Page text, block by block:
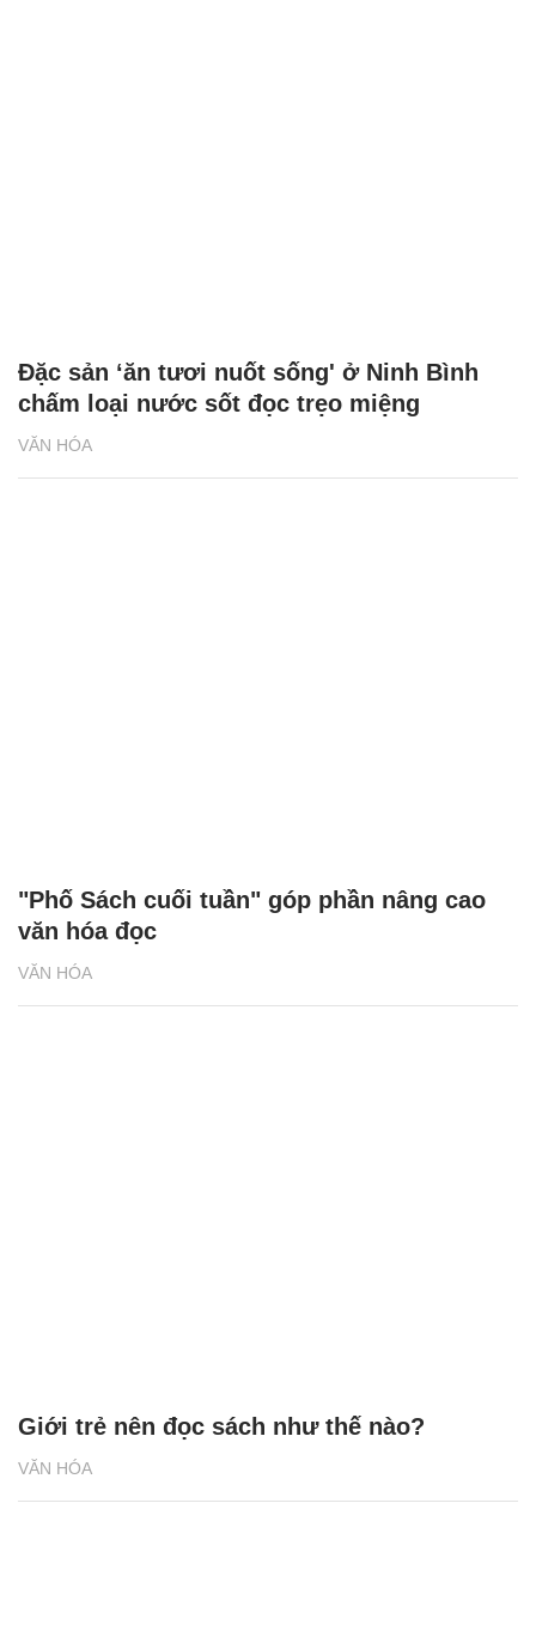
VĂN HÓA
Đặc sản ‘ăn tươi nuốt sống' ở Ninh Bình
chấm loại nước sốt đọc trẹo miệng
VĂN HÓA
"Phố Sách cuối tuần" góp phần nâng cao
văn hóa đọc
VĂN HÓA
Giới trẻ nên đọc sách như thế nào?